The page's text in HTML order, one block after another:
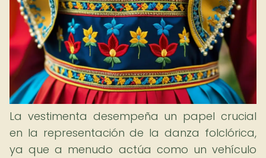
La vestimenta desempeña un papel crucial
en la representación de la danza folclórica,
ya que a menudo actúa como un vehículo